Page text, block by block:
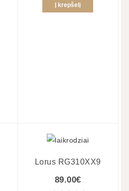
Į krepšelį
Lorus RG310XX9
89.00€